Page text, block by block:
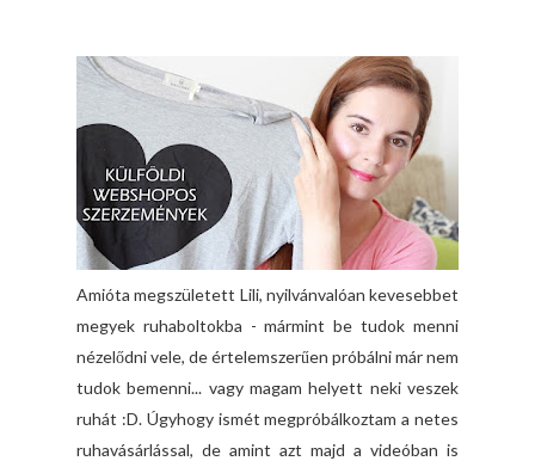
Amióta megszületett Lili, nyilvánvalóan kevesebbet
megyek ruhaboltokba - mármint be tudok menni
nézelődni vele, de értelemszerűen próbálni már nem
tudok bemenni... vagy magam helyett neki veszek
ruhát :D. Úgyhogy ismét megpróbálkoztam a netes
ruhavásárlással, de amint azt majd a videóban is